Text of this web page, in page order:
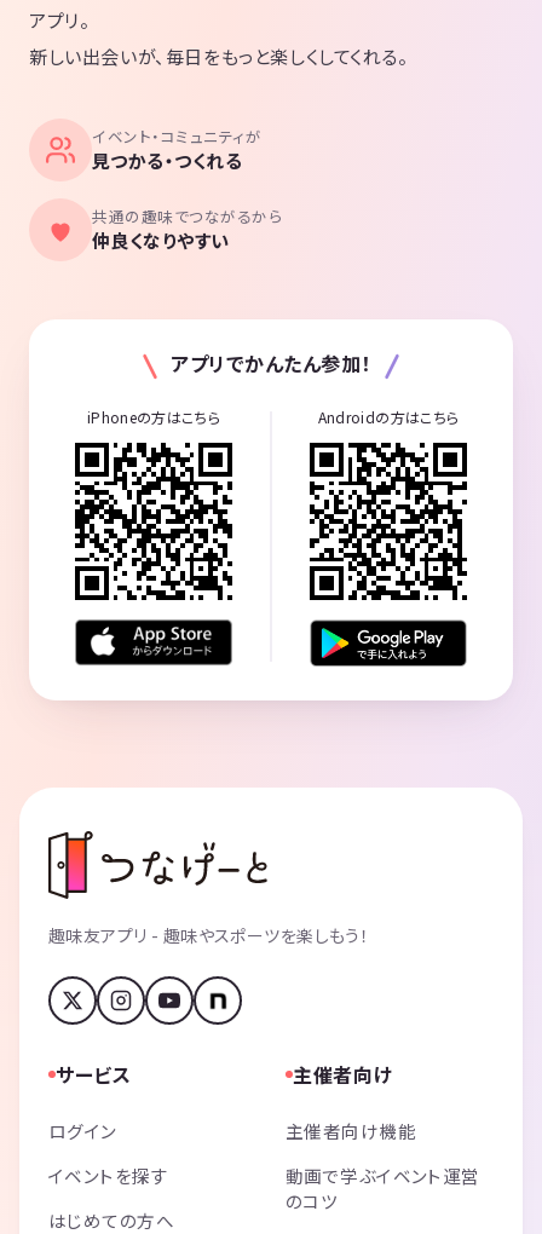
アプリ。
新しい出会いが、毎日をもっと楽しくしてくれる。
イベント・コミュニティが
見つかる・つくれる
共通の趣味でつながるから
仲良くなりやすい
アプリでかんたん参加！
iPhoneの方はこちら Androidの方はこちら
趣味友アプリ - 趣味やスポーツを楽しもう！
サービス
ログイン
イベントを探す
はじめての方へ
主催者向け
主催者向け機能
動画で学ぶイベント運営
のコツ